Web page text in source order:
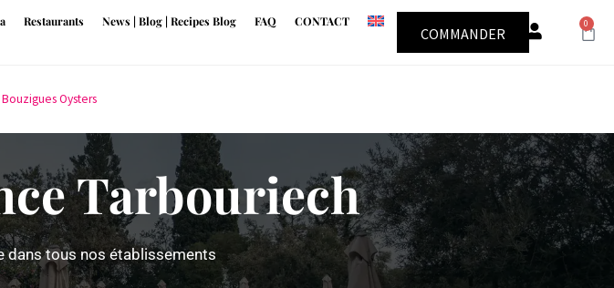
Restaurants News | Blog | Recipes Blog FAQ CONTACT
COMMANDER
0
Bouzigues Oysters
Tarbouriech
dans tous nos établissements